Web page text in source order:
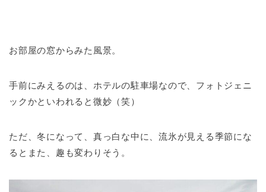
お部屋の窓からみた風景。
手前にみえるのは、ホテルの駐車場なので、フォトジェニ
ックかといわれると微妙（笑）
ただ、冬になって、真っ白な中に、流氷が見える季節にな
るとまた、趣も変わりそう。